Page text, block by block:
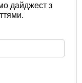
дайджест з